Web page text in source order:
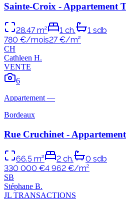
Sainte-Croix - Appartement
28.47m² 1 ch. 1 sdb
780 €/mois27€/m²
CH
Cathleen H.
VENTE
6
Appartement —
Bordeaux
Rue Cruchinet - Appartement
66.5 m² 2 ch. 0 sdb
330 000 €4 962 €/m²
SB
Stéphane B.
JL TRANSACTIONS